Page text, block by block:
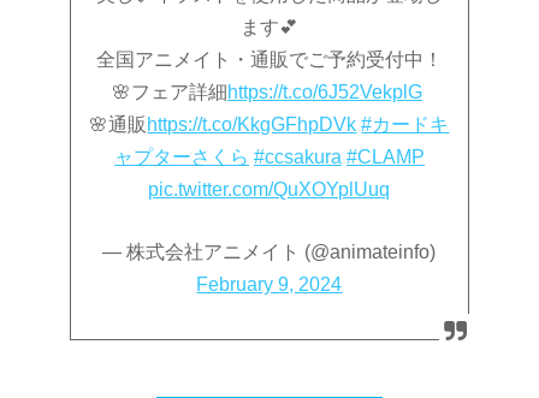
ます💕
全国アニメイト・通販でご予約受付中！
🌸フェア詳細https://t.co/6J52VekplG
🌸通販 https://t.co/KkgGFhpDVk #カードキ
ャプターさくら #ccsakura #CLAMP
pic.twitter.com/QuXOYplUuq
— 株式会社アニメイト (@animateinfo)
February 9, 2024